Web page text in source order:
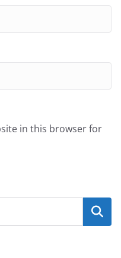
in this browser for
Search